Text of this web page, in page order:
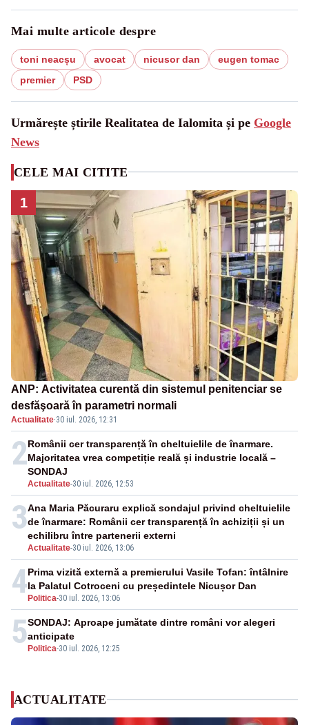
Mai multe articole despre
toni neacșu avocat nicusor dan
eugen tomac
premier
PSD
Urmărește știrile Realitatea de Ialomita și pe Google
News
CELE MAI CITITE
1
ANP: Activitatea curentă din sistemul penitenciar se
desfăşoară în parametri normali
Actualitate·30 iul. 2026, 12:31
2
Actualitate-30 iul. 2026, 12:53
Românii cer transparență în cheltuielile de înarmare.
Majoritatea vrea competiție reală și industrie locală –
SONDAJ
3
Actualitate-30 iul. 2026, 13:06
Ana Maria Păcuraru explică sondajul privind cheltuielile
de înarmare: Românii cer transparență în achiziții și un
echilibru între partenerii externi
4 Politica-30 iul. 2026, 13:06
Prima vizită externă a premierului Vasile Tofan: întâlnire
la Palatul Cotroceni cu președintele Nicușor Dan
5 Politica-30 iul. 2026, 12:25
SONDAJ: Aproape jumătate dintre români vor alegeri
anticipate
ACTUALITATE